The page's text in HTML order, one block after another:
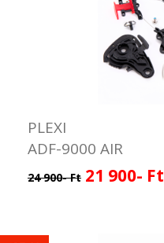
PLEXI
ADF-9000 AIR
24 900- Ft 21 900- Ft